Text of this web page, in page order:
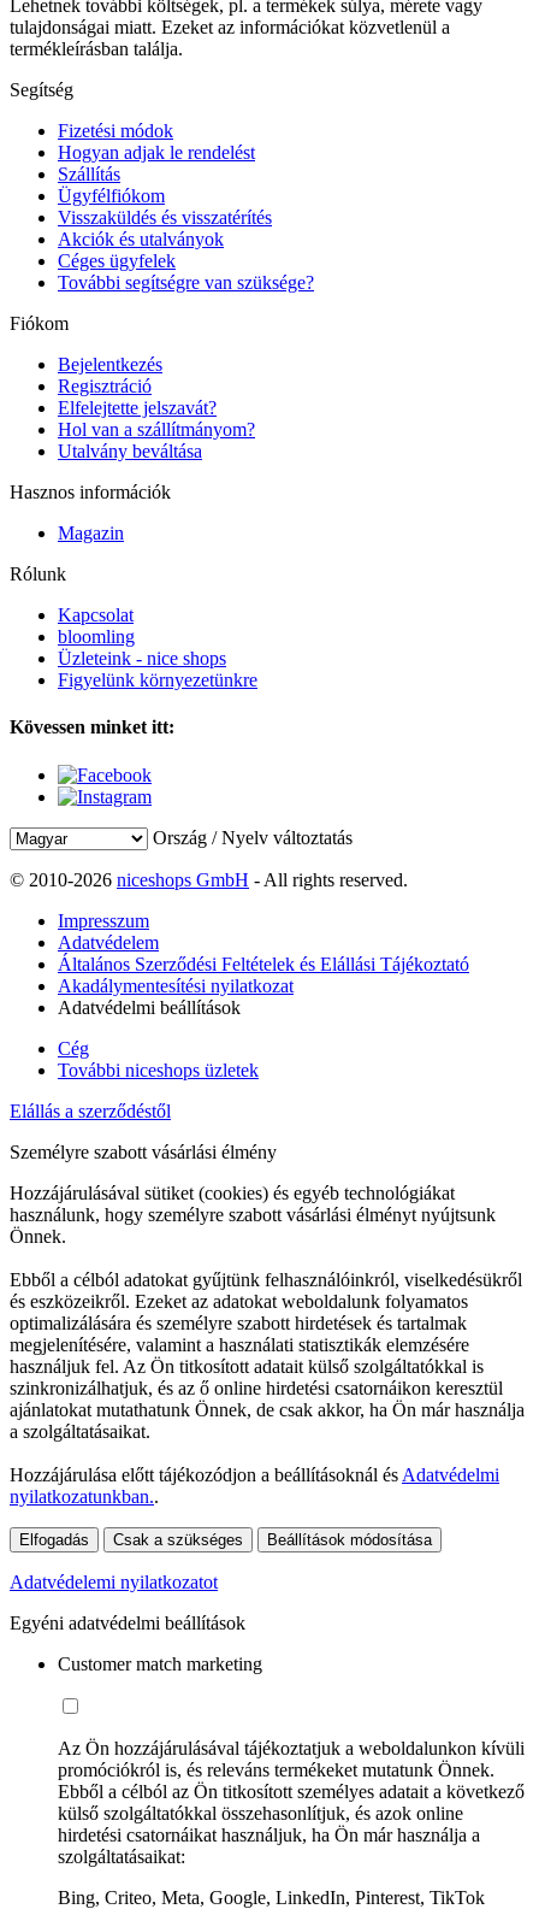
Lehetnek további költségek, pl. a termékek súlya, mérete vagy
tulajdonságai miatt. Ezeket az információkat közvetlenül a
termékleírásban találja.
Segítség
Fizetési módok
Hogyan adjak le rendelést
Szállítás
Ügyfélfiókom
Visszaküldés és visszatérítés
Akciók és utalványok
Céges ügyfelek
További segítségre van szüksége?
Fiókom
Bejelentkezés
Regisztráció
Elfelejtette jelszavát?
Hol van a szállítmányom?
Utalvány beváltása
Hasznos információk
Magazin
Rólunk
Kapcsolat
bloomling
Üzleteink - nice shops
Figyelünk környezetünkre
Kövessen minket itt:
Ország / Nyelv változtatás
© 2010-2026 niceshops GmbH - All rights reserved.
Impresszum
Adatvédelem
Általános Szerződési Feltételek és Elállási Tájékoztató
Akadálymentesítési nyilatkozat
Adatvédelmi beállítások
Cég
További niceshops üzletek
Elállás a szerződéstől
Személyre szabott vásárlási élmény
Hozzájárulásával sütiket (cookies) és egyéb technológiákat
használunk, hogy személyre szabott vásárlási élményt nyújtsunk
Önnek.
Ebből a célból adatokat gyűjtünk felhasználóinkról, viselkedésükről
és eszközeikről. Ezeket az adatokat weboldalunk folyamatos
optimalizálására és személyre szabott hirdetések és tartalmak
megjelenítésére, valamint a használati statisztikák elemzésére
használjuk fel. Az Ön titkosított adatait külső szolgáltatókkal is
szinkronizálhatjuk, és az ő online hirdetési csatornáikon keresztül
ajánlatokat mutathatunk Önnek, de csak akkor, ha Ön már használja
a szolgáltatásaikat.
Hozzájárulása előtt tájékozódjon a beállításoknál és Adatvédelmi
nyilatkozatunkban..
Elfogadás Csak a szükséges Beállítások módosítása
Adatvédelemi nyilatkozatot
Egyéni adatvédelmi beállítások
Customer match marketing
Az Ön hozzájárulásával tájékoztatjuk a weboldalunkon kívüli
promóciókról is, és releváns termékeket mutatunk Önnek.
Ebből a célból az Ön titkosított személyes adatait a következő
külső szolgáltatókkal összehasonlítjuk, és azok online
hirdetési csatornáikat használjuk, ha Ön már használja a
szolgáltatásaikat:
Bing, Criteo, Meta, Google, LinkedIn, Pinterest, TikTok